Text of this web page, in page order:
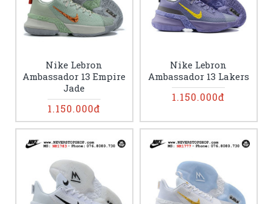
Nike Lebron
Ambassador 13 Empire
Jade
1.150.000đ
Nike Lebron
Ambassador 13 Lakers
1.150.000đ